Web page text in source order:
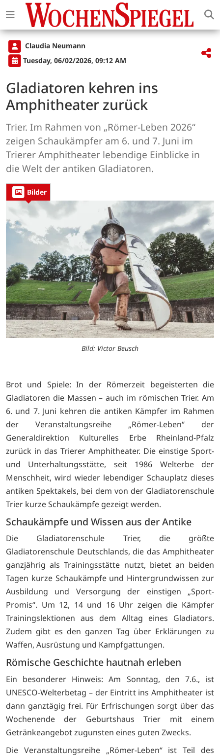
Claudia Neumann
Tuesday, 06/02/2026, 09:12 AM
Gladiatoren kehren ins
Amphitheater zurück
Trier. Im Rahmen von „Römer-Leben 2026“
zeigen Schaukämpfer am 6. und 7. Juni im
Trierer Amphitheater lebendige Einblicke in
die Welt der antiken Gladiatoren.
Bilder
Bild: Victor Beusch
Brot und Spiele: In der Römerzeit begeisterten die
Gladiatoren die Massen – auch im römischen Trier. Am
6. und 7. Juni kehren die antiken Kämpfer im Rahmen
der Veranstaltungsreihe „Römer-Leben“ der
Generaldirektion Kulturelles Erbe Rheinland-Pfalz
zurück in das Trierer Amphitheater. Die einstige Sport-
und Unterhaltungsstätte, seit 1986 Welterbe der
Menschheit, wird wieder lebendiger Schauplatz dieses
antiken Spektakels, bei dem von der Gladiatorenschule
Trier kurze Schaukämpfe gezeigt werden.
Schaukämpfe und Wissen aus der Antike
Die Gladiatorenschule Trier, die größte
Gladiatorenschule Deutschlands, die das Amphitheater
ganzjährig als Trainingsstätte nutzt, bietet an beiden
Tagen kurze Schaukämpfe und Hintergrundwissen zur
Ausbildung und Versorgung der einstigen „Sport-
Promis“. Um 12, 14 und 16 Uhr zeigen die Kämpfer
Trainingslektionen aus dem Alltag eines Gladiators.
Zudem gibt es den ganzen Tag über Erklärungen zu
Waffen, Ausrüstung und Kampfgattungen.
Römische Geschichte hautnah erleben
Ein besonderer Hinweis: Am Sonntag, den 7.6., ist
UNESCO-Welterbetag – der Eintritt ins Amphitheater ist
dann ganztägig frei. Für Erfrischungen sorgt über das
Wochenende der Geburtshaus Trier mit einem
Getränkeangebot zugunsten eines guten Zwecks.
Die Veranstaltungsreihe „Römer-Leben“ ist Teil des